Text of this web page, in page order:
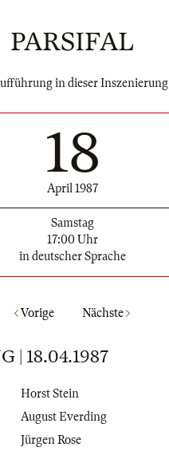
PARSIFAL
in dieser Inszenierung
18
April 1987
Samstag
17:00 Uhr
in deutscher Sprache
Vorige Nächste
| 18.04.1987
Horst Stein
August Everding
Jürgen Rose